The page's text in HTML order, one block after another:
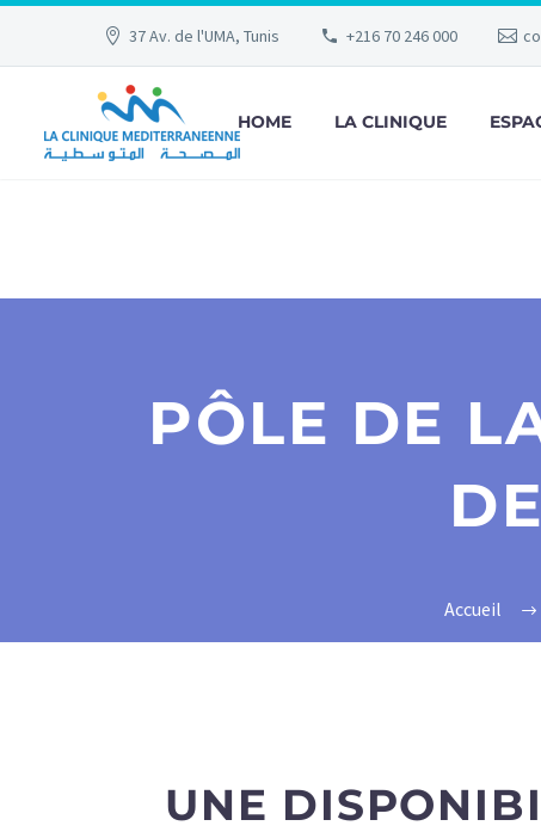
37 Av. de l'UMA, Tunis +216 70 246 000
HOME LA CLINIQUE
PÔLE DE
Accueil
UNE